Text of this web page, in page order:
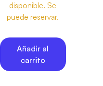
disponible. Se
puede reservar.
Añadir al
carrito